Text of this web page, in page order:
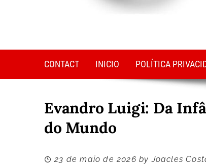
CONTACT INICIO POLÍTICA
Evandro Luigi: Da
do Mundo
23 de maio de 2026 byJoacles